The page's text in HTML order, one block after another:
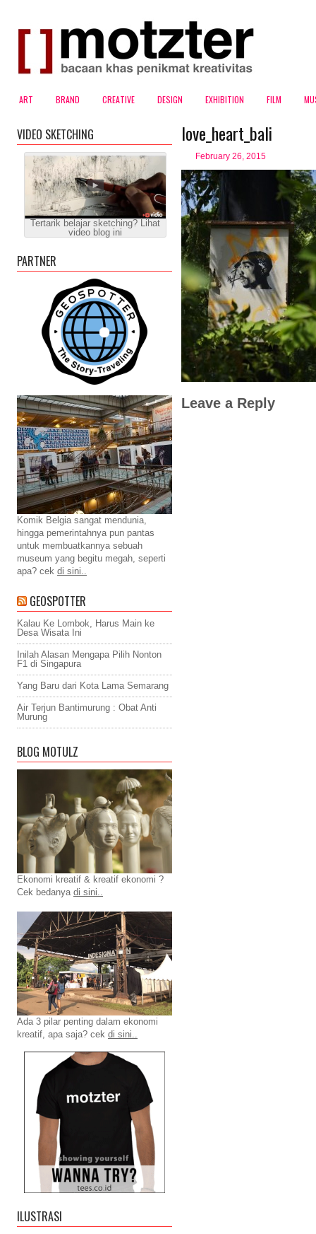
ART BRAND CREATIVE DESIGN EXHIBITION FILM
love_heart_bali
February 26, 2015
Leave a Reply
VIDEO SKETCHING
Tertarik belajar sketching? Lihat
video blog ini
PARTNER
Komik Belgia sangat mendunia,
hingga pemerintahnya pun pantas
untuk membuatkannya sebuah
museum yang begitu megah, seperti
apa? cek di sini..
GEOSPOTTER
Kalau Ke Lombok, Harus Main ke
Desa Wisata Ini
Inilah Alasan Mengapa Pilih Nonton
F1 di Singapura
Yang Baru dari Kota Lama Semarang
Air Terjun Bantimurung : Obat Anti
Murung
BLOG MOTULZ
Ekonomi kreatif & kreatif ekonomi ?
Cek bedanya di sini..
Ada 3 pilar penting dalam ekonomi
kreatif, apa saja? cek di sini..
ILUSTRASI